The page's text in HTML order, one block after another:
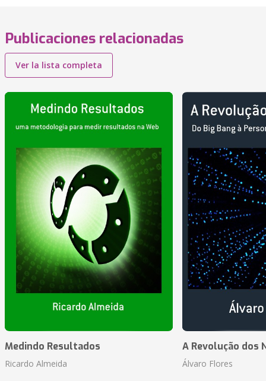
Publicaciones relacionadas
Ver la lista completa
Medindo Resultados
Ricardo Almeida
A Revolução dos
Álvaro Flores